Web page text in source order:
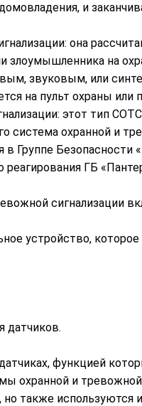
домовладения, и
она
злоумышленника на
звуковым, или
на пульт охраны
этот тип
система охранной и
в Группе
ГБ
сигнализации
устройство,
датчиков.
функцией
охранной и
также используются